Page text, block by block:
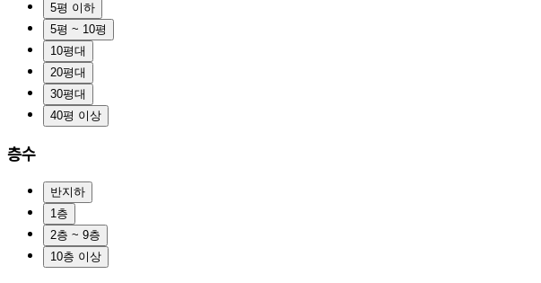
5평 이하
5평 ~ 10평
10평대
20평대
30평대
40평 이상
층수
반지하
1층
2층 ~ 9층
10층 이상